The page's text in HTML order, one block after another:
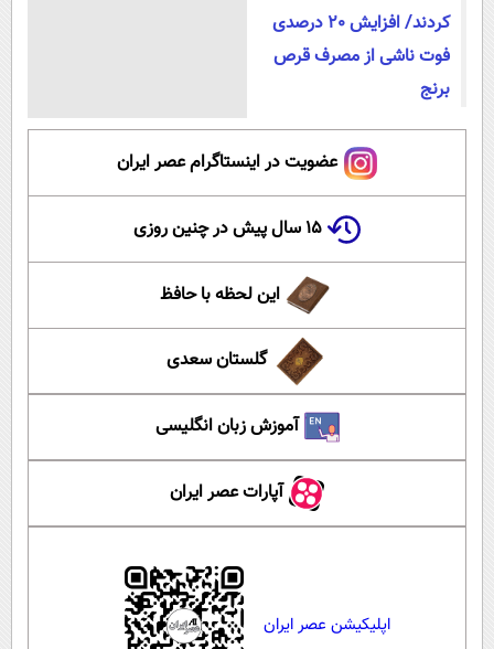
کردند/ افزایش 20 درصدی
فوت ناشی از مصرف قرص
برنج
عضویت در اینستاگرام عصر ایران
۱۵ سال پیش در چنین روزی
این لحظه با حافظ
گلستان سعدی
آموزش زبان انگلیسی
آپارات عصر ایران
اپلیکیشن عصر ایران